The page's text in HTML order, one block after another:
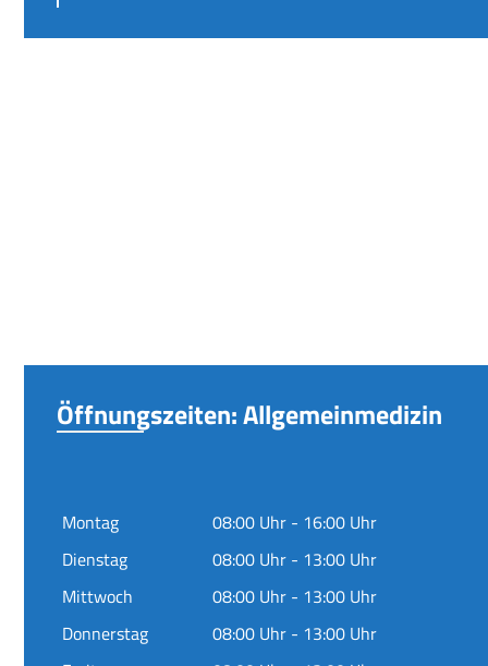
Öffnungszeiten: Allgemeinmedizin
Montag
08:00 Uhr - 16:00 Uhr
Dienstag
08:00 Uhr - 13:00 Uhr
Mittwoch
08:00 Uhr - 13:00 Uhr
Donnerstag
08:00 Uhr - 13:00 Uhr